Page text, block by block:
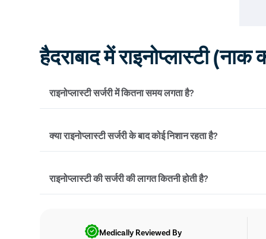
हैदराबाद में राइनोप्लास्टी (नाक
राइनोप्लास्टी सर्जरी में कितना समय लगता है?
राइनोप्लास्टी सर्जरी में आमतौर पर 1.5 से 3 घंटे का समय लगता
प्रकार पर निर्भर करता है।
क्या राइनोप्लास्टी सर्जरी के बाद कोई निशान रहता है?
नहीं, आधुनिक तकनीकों में निशान बहुत कम या बिल्कुल भी नहीं
चीरे नाक के अंदर दिए जाते हैं।
राइनोप्लास्टी की सर्जरी की लागत कितनी होती है?
है। हैदराबाद में, यह ₹80,000 से ₹1,20,000 तक हो सकती है।
Medically Reviewed By